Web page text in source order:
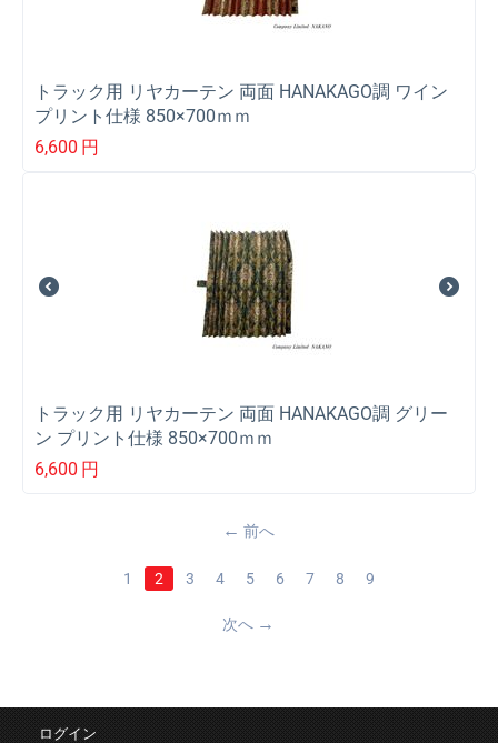
トラック用 リヤカーテン 両面 HANAKAGO調 ワイン
プリント仕様 850×700ｍｍ
6,600 円
トラック用 リヤカーテン 両面 HANAKAGO調 グリー
ン プリント仕様 850×700ｍｍ
6,600 円
前へ
1 2 3 4 5 6 7 8 9
次へ
ログイン